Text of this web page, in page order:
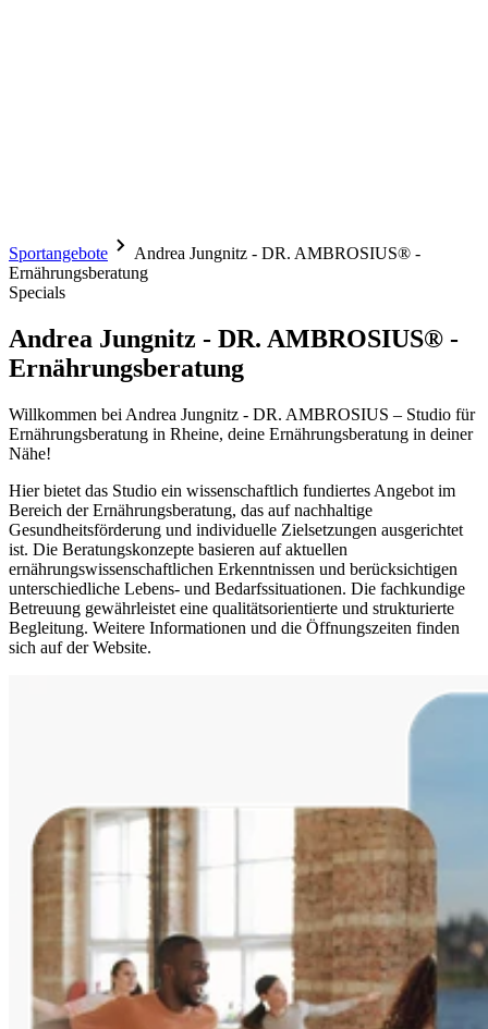
Sportangebote
Andrea Jungnitz - DR. AMBROSIUS® -
Ernährungsberatung
Specials
Andrea Jungnitz - DR. AMBROSIUS® -
Ernährungsberatung
Willkommen bei Andrea Jungnitz - DR. AMBROSIUS – Studio für
Ernährungsberatung in Rheine, deine Ernährungsberatung in deiner
Nähe!
Hier bietet das Studio ein wissenschaftlich fundiertes Angebot im
Bereich der Ernährungsberatung, das auf nachhaltige
Gesundheitsförderung und individuelle Zielsetzungen ausgerichtet
ist. Die Beratungskonzepte basieren auf aktuellen
ernährungswissenschaftlichen Erkenntnissen und berücksichtigen
unterschiedliche Lebens- und Bedarfssituationen. Die fachkundige
Betreuung gewährleistet eine qualitätsorientierte und strukturierte
Begleitung. Weitere Informationen und die Öffnungszeiten finden
sich auf der Website.